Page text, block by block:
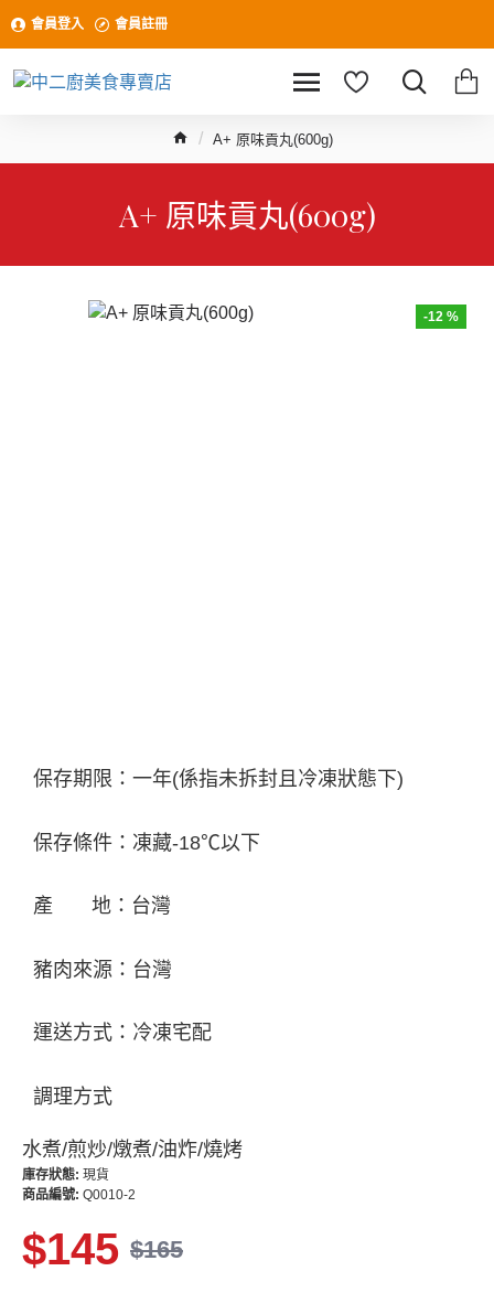
會員登入 會員註冊
A+ 原味貢丸(600g)
A+ 原味貢丸(600g)
-12 %
保存期限：一年(係指未拆封且冷凍狀態下)
保存條件：凍藏-18℃以下
產 地：台灣
豬肉來源：台灣
運送方式：冷凍宅配
調理方式
水煮/煎炒/燉煮/油炸/燒烤
庫存狀態: 現貨
商品編號: Q0010-2
$145 $165